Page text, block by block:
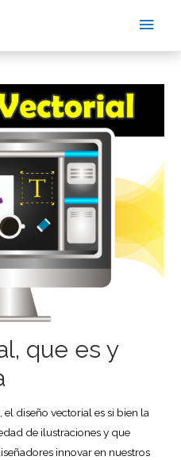
que es y
diseño vectorial es si bien la
de ilustraciones y que
innovar en nuestros